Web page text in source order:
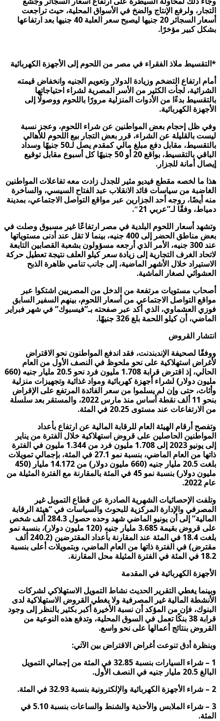
التجار، ولرفع الإنتاج والضخ في الأسواق المحلية، حيث تراجعت
أسعار السجائر 20 جنيها ليصبح سعر العلبة 40 جنيها بعد ارتفاعها
بشكل كبير مؤخرًا.
*التقسيط ملاذ الفقراء في مصر من اللحوم إلى الأجهزة الكهربائية
أمام ارتفاع التضخم وزيادة الدولار وتعويم الجنيه وانخفاض قيمته
الشرائية، لجأت الكثير من الأسر المصرية لشراء احتياجاتها
بالتقسيط بدءًا من الأدوات المنزلية مرورًا باللحوم ووصولًا إلى
الأجهزة الكهربائية.
وفي ظل إحجام بعض المواطنين عن شراء اللحوم، وعجز نسبة
ليست بالقليلة عن الشراء، قرر بعض التجار بيع اللحوم للأهالي
بالتقسيط، مقابل دفع مبلغ مالي كمقدم يصل لـ50 جنيهًا وسداد
الباقي بالتقسيط، بواقع 20 أو 50 جنيهًا كل أسبوع مقابل توقيع
إيصال أمانة للجزار.
هذا ما لخصه مقطع فيديو مثير للجدل زادت معه تفاعلات المواطنين
الغاضبة من سياسات قائد الانقلاب عبد الفتاح السيسي، والساخرة
منه أيضًا، روجه أحد الجزارين عبر مواقع التواصل الاجتماعي، بمدينة
دمياط، وفقًا لـ”عربي 21″.
وتشهد أسعار اللحوم البلدية في مصر ارتفاعًا غير مسبوق وصلت في
بعض مناطق الحضر إلى 400 جنيه، بينما لا تقل عند أدنى مستوياتها
عند 300 جنيه، الأمر الذي أرجعه مسؤولون بشعبة القصابين التابعة
لاتحاد الغرف التجارية إلى زيادة سعر كيلو العلف نتيجة تعطيل حركة
الاستيراد خلال الأشهر الماضية، إلى جانب تنامي ظاهرة الذبح
العشوائي لصغار الماشية.
أصحاب مستويات مرتفعة من الدخل من المصريين اشتكوا عبر
مواقع التواصل الاجتماعي من أسعار اللحوم، بينهم السفير السابق
فوزي العشماوي، الذي أكد عبر صفحته بـ”فيسبوك” في شهر فبراير
الماضي، أن كيلو اللحمة بلغ 326 جنيهًا.
انتشار القروض
ووفقًا لصحيفة الإندبندنت، فقد اندفع المواطنون نحو الاقتراض
لأغراض استهلاكية على نحو ملحوظ في النصف الأول من العام
الحالي، إذ اقترض قرابة 1.708 مليون فرد نحو 20.5 مليار جنيه (660
مليون دولار) لشراء أجهزة كهربائية ومواد غذائية وتجهيزات منزلية
وأثاث، حتى وإن لم يسلموا من سعر الفائدة المرتفع على الإقراض
بنحو 11 ألف نقطة أساس منذ مارس 2022، والمستقر بعد سلسلة
من الارتفاعات عند مستوى 20.25 في المئة.
وتفصح أرقام الهيئة العام للرقابة المالية عن ارتفاع بأعداد
المواطنين الحاصلين على قروض استهلاكية خلال الفترة من يناير
إلى يونيو 2023 إلى 1.708 مليون فرد من 1.344 مليون في الفترة
ذاتها من العام الماضي، بنسبة نمو 27.1 في المئة، بإجمالي تمويلات
بلغت 20.5 مليار جنيه (660 مليون دولار) من 14.172 مليار (450
مليون دولار) بنسبة نمو 45 في المئة بالمقارنة مع الفترة المثيلة من
عام 2022.
وتلفت الإحصائيات الشهرية الصادرة عن قطاع التمويل غير
المصرفي والإدارة المركزية للبحوث والسياسات في “هيئة الرقابة
المالية” إلى أن يونيو الماضي شهد وحده حصول 284.3 ألف شخص
على قروض بقيمة 3.685 مليار جنيه (120 مليون دولار)، بنسبة نمو
بلغت 18.4 في المئة عند المقارنة بأعداد المقترضين (240.2 ألف
مقترض) في الفترة ذاتها من العام الماضي، وبتمويلات أعلى بنسبة
18.2 في المئة في الفترة المثيلة محل المقارنة.
الأجهزة الكهربائية في المقدمة
وبينما يغطي التقرير الحديث نشاط التمويل الاستهلاكي لشركات
الأنشطة المالية غير المصرفية ولا يغطي القروض الاستهلاكية لدى
البنوك، فإن من المؤكد أن نسبة الأخيرة أكبر بكثير بالنظر إلى وجود
قرابة 38 بنكًا تعمل في السوق المحلية، وتدفع هذه النوعية من
القروض بنتائج أعمالها على نحو واسع.
وبنظرة أدق تنوعت أغراض الاقتراض بين الآتي:
1 – شراء السيارات بنسبة 32.85 في المئة من إجمالي التمويل
البالغ 20.5 مليار جنيه في النصف الأول.
2 – شراء الأجهزة الكهربائية والإلكترونية بنسبة 32.93 في المئة.
3 – شراء الملابس والأحذية والشنط والساعات بنسبة 5.10 في
المئة.